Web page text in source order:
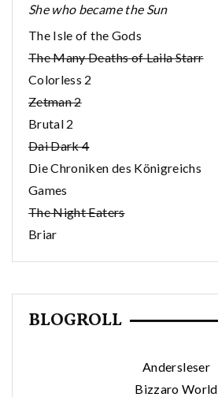
She who became the Sun
The Isle of the Gods
The Many Deaths of Laila Starr
Colorless 2
Zetman 2
Brutal 2
Dai Dark 4
Die Chroniken des Königreichs
Games
The Night Eaters
Briar
BLOGROLL
Andersleser
Bizzaro World